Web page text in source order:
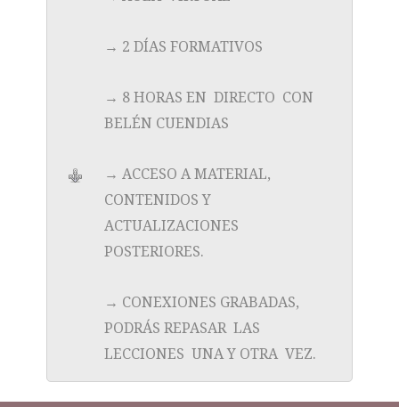
→ 2 DÍAS FORMATIVOS
→ 8 HORAS EN DIRECTO CON
BELÉN CUENDIAS
→ ACCESO A MATERIAL,
CONTENIDOS Y
ACTUALIZACIONES
POSTERIORES.
→ CONEXIONES GRABADAS,
PODRÁS REPASAR LAS
LECCIONES UNA Y OTRA VEZ.